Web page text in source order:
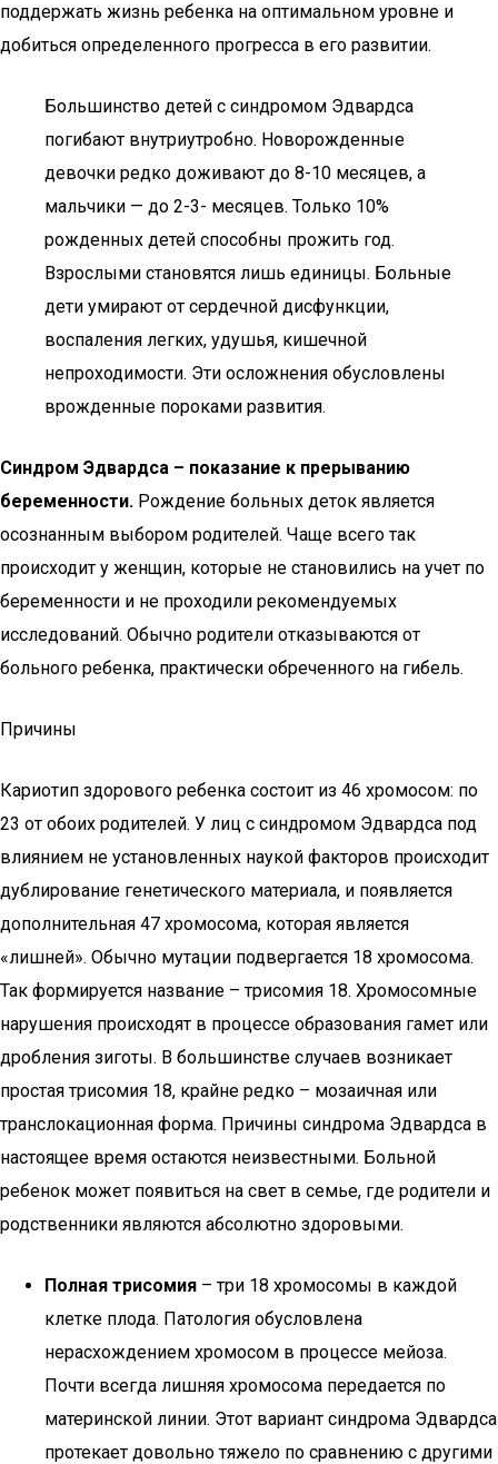
поддержать жизнь ребенка на оптимальном уровне и
добиться определенного прогресса в его развитии.
Большинство детей с синдромом Эдвардса
погибают внутриутробно. Новорожденные
девочки редко доживают до 8-10 месяцев, а
мальчики — до 2-3- месяцев. Только 10%
рожденных детей способны прожить год.
Взрослыми становятся лишь единицы. Больные
дети умирают от сердечной дисфункции,
воспаления легких, удушья, кишечной
непроходимости. Эти осложнения обусловлены
врожденные пороками развития.
Синдром Эдвардса – показание к прерыванию
беременности. Рождение больных деток является
осознанным выбором родителей. Чаще всего так
происходит у женщин, которые не становились на учет по
беременности и не проходили рекомендуемых
исследований. Обычно родители отказываются от
больного ребенка, практически обреченного на гибель.
Причины
Кариотип здорового ребенка состоит из 46 хромосом: по
23 от обоих родителей. У лиц с синдромом Эдвардса под
влиянием не установленных наукой факторов происходит
дублирование генетического материала, и появляется
дополнительная 47 хромосома, которая является
«лишней». Обычно мутации подвергается 18 хромосома.
Так формируется название – трисомия 18. Хромосомные
нарушения происходят в процессе образования гамет или
дробления зиготы. В большинстве случаев возникает
простая трисомия 18, крайне редко – мозаичная или
транслокационная форма. Причины синдрома Эдвардса в
настоящее время остаются неизвестными. Больной
ребенок может появиться на свет в семье, где родители и
родственники являются абсолютно здоровыми.
Полная трисомия – три 18 хромосомы в каждой
клетке плода. Патология обусловлена
нерасхождением хромосом в процессе мейоза.
Почти всегда лишняя хромосома передается по
материнской линии. Этот вариант синдрома Эдвардса
протекает довольно тяжело по сравнению с другими